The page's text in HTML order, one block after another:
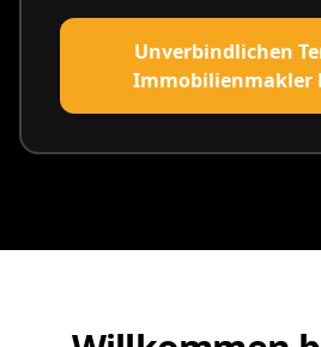
Unverbindlichen
Immobilienmakler